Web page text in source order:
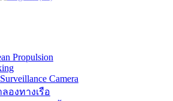
Propulsion
Camera
องทางเรือ